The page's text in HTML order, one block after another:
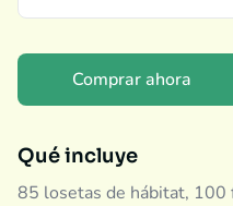
Comprar ahora
Qué incluye
85 losetas de hábitat, 100